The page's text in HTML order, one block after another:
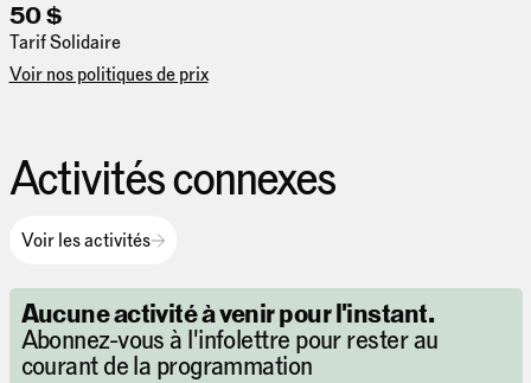
Tarif Solidaire
50 $
Voir nos politiques de prix
Activités connexes
Voir les activités
Aucune activité à venir pour l'instant.
Abonnez-vous à l'infolettre pour rester au
courant de la programmation